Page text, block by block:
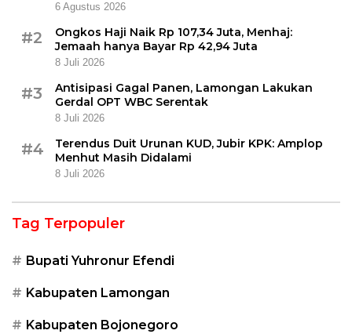
6 Agustus 2026
#2
Ongkos Haji Naik Rp 107,34 Juta, Menhaj:
Jemaah hanya Bayar Rp 42,94 Juta
8 Juli 2026
#3
Antisipasi Gagal Panen, Lamongan Lakukan
Gerdal OPT WBC Serentak
8 Juli 2026
#4
Terendus Duit Urunan KUD, Jubir KPK: Amplop
Menhut Masih Didalami
8 Juli 2026
Tag Terpopuler
Bupati Yuhronur Efendi
Kabupaten Lamongan
Kabupaten Bojonegoro